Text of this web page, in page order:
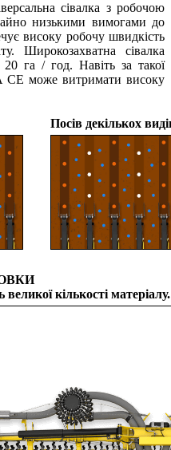
сівалка з робочою
низькими вимогами до
високу робочу швидкість
Широкозахватна сівалка
га / год. Навіть за такої
CE може витримати високу
Посів декількох
кількості матеріалу.